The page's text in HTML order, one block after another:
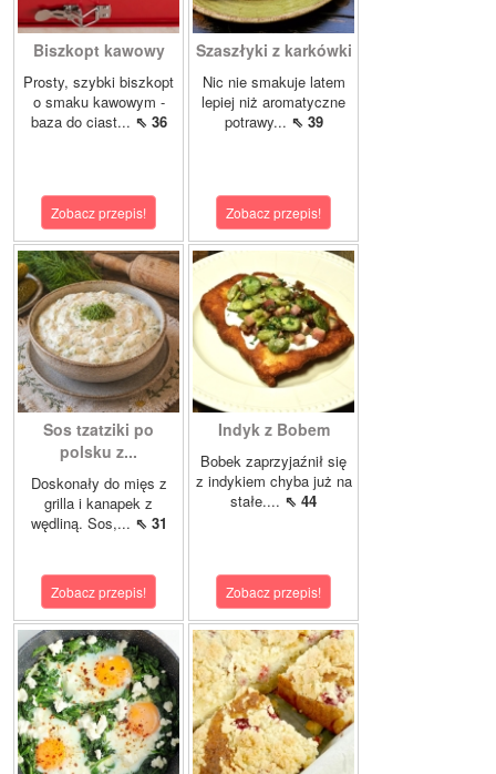
Biszkopt kawowy
Prosty, szybki biszkopt
o smaku kawowym -
baza do ciast... ⇖ 36
Zobacz przepis!
Szaszłyki z karkówki
Nic nie smakuje latem
lepiej niż aromatyczne
potrawy... ⇖ 39
Zobacz przepis!
Sos tzatziki po
polsku z...
Doskonały do mięs z
grilla i kanapek z
wędliną. Sos,... ⇖ 31
Zobacz przepis!
Indyk z Bobem
Bobek zaprzyjaźnił się
z indykiem chyba już na
stałe.... ⇖ 44
Zobacz przepis!